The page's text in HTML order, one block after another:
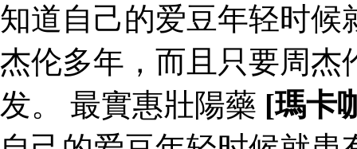
知道自己的爱豆年轻时候
杰伦多年，而且只要周杰
发。 最實惠壯陽藥 [瑪卡